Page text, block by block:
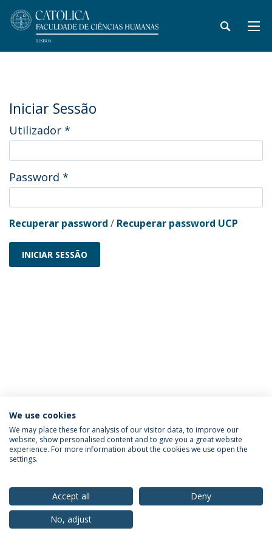
Iniciar Sessão
Utilizador *
Password *
Recuperar password / Recuperar password UCP
INICIAR SESSÃO
Política de Privacidade
Termos & Condições
Direitos do Titular dos Dados
© 2026 Universidade Católica Portuguesa
We use cookies
We may place these for analysis of our visitor data, to improve our
website, show personalised content and to give you a great website
experience. For more information about the cookies we use open the
settings.
Accept all
Deny
No, adjust